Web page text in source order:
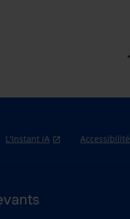
L'Instant iA Accessibilité